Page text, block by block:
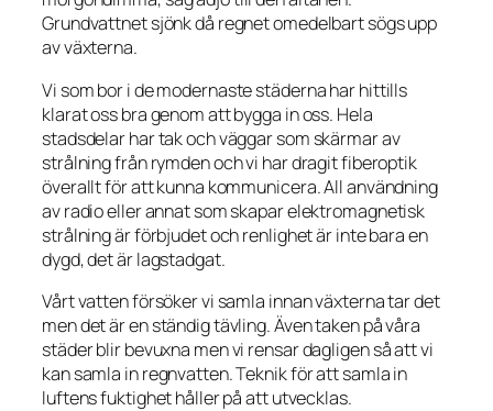
Grundvattnet sjönk då regnet omedelbart sögs upp
av växterna.
Vi som bor i de modernaste städerna har hittills
klarat oss bra genom att bygga in oss. Hela
stadsdelar har tak och väggar som skärmar av
strålning från rymden och vi har dragit fiberoptik
överallt för att kunna kommunicera. All användning
av radio eller annat som skapar elektromagnetisk
strålning är förbjudet och renlighet är inte bara en
dygd, det är lagstadgat.
Vårt vatten försöker vi samla innan växterna tar det
men det är en ständig tävling. Även taken på våra
städer blir bevuxna men vi rensar dagligen så att vi
kan samla in regnvatten. Teknik för att samla in
luftens fuktighet håller på att utvecklas.